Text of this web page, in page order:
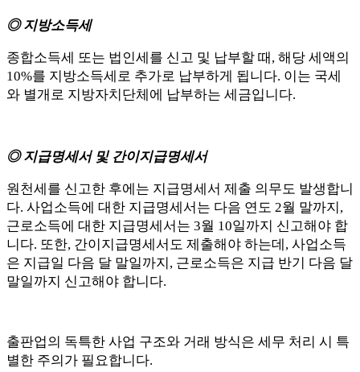
◎ 지방소득세
종합소득세 또는 법인세를 신고 및 납부할 때, 해당 세액의
10%를 지방소득세로 추가로 납부하게 됩니다. 이는 국세
와 별개로 지방자치단체에 납부하는 세금입니다.
◎ 지급명세서 및 간이지급명세서
원천세를 신고한 후에는 지급명세서 제출 의무도 발생합니
다. 사업소득에 대한 지급명세서는 다음 연도 2월 말까지,
근로소득에 대한 지급명세서는 3월 10일까지 신고해야 합
니다. 또한, 간이지급명세서도 제출해야 하는데, 사업소득
은 지급일 다음 달 말일까지, 근로소득은 지급 반기 다음 달
말일까지 신고해야 합니다.
출판업의 독특한 사업 구조와 거래 방식은 세무 처리 시 특
별한 주의가 필요합니다.